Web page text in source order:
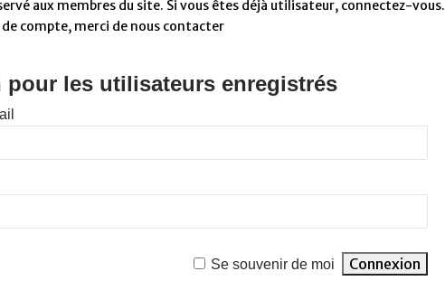
aux membres du site. Si vous êtes déjà utilisateur, connectez-vous.
de compte, merci de nous contacter
pour les utilisateurs enregistrés
Se souvenir de moi